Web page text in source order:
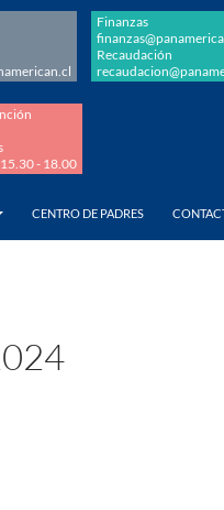
Finanzas
Recaudación
- 18.00
CENTRO DE PADRES